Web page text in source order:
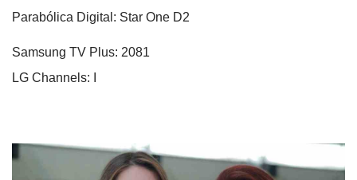
Parabólica Digital: Star One D2
Samsung TV Plus: 2081
LG Channels: I